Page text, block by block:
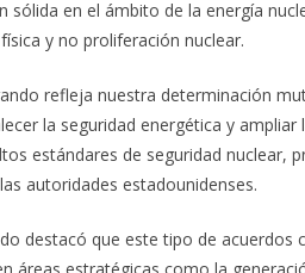
sólida en el ámbito de la energía
y no proliferación nuclear.
refleja nuestra determinación
la seguridad energética y
estándares de seguridad nuclear,
autoridades estadounidenses.
destacó que este tipo de acuerdos